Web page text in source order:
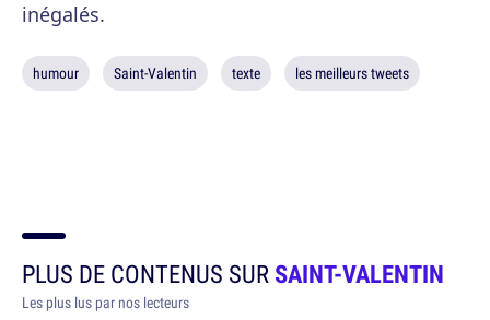
inégalés.
humour Saint-Valentin texte les meilleurs tweets
PLUS DE CONTENUS SURSAINT-VALENTIN
Les plus lus par nos lecteurs